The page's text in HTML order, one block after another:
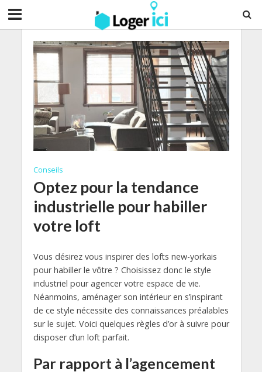
Conseils
Optez pour la tendance
industrielle pour habiller
votre loft
Vous désirez vous inspirer des lofts new-yorkais
pour habiller le vôtre ? Choisissez donc le style
industriel pour agencer votre espace de vie.
Néanmoins, aménager son intérieur en s’inspirant
de ce style nécessite des connaissances préalables
sur le sujet. Voici quelques règles d’or à suivre pour
disposer d’un loft parfait.
Par rapport à l’agencement